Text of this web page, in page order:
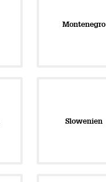
Montenegro
Slowenien